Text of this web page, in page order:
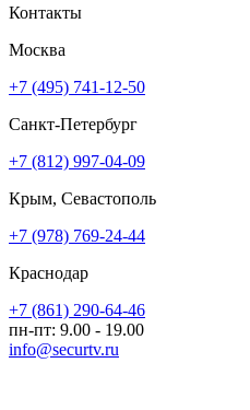
Контакты
Москва
+7 (495) 741-12-50
Санкт-Петербург
+7 (812) 997-04-09
Крым, Севастополь
+7 (978) 769-24-44
Краснодар
+7 (861) 290-64-46
пн-пт: 9.00 - 19.00
info@securtv.ru